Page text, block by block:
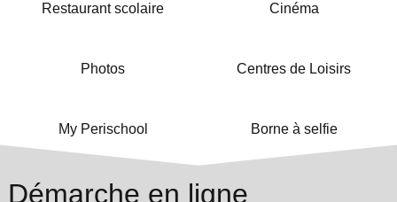
Restaurant scolaire Cinéma
Photos Centres de Loisirs
My Perischool Borne à selfie
Démarche en ligne